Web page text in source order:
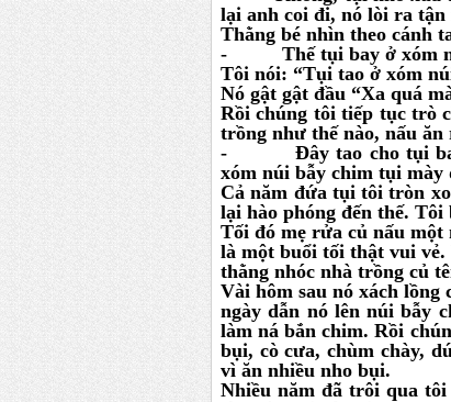
lại anh coi đi, nó lòi ra tận
Thằng bé nhìn theo cánh
- Thế tụi bay ở xóm
Tôi nói: “Tụi tao ở xóm
Nó gật gật đầu “Xa quá
Rồi chúng tôi tiếp tục trò
trồng như thế nào, nấu ăn
- Đây tao cho tụi bay
xóm núi bẫy chim tụi mày
Cả năm đứa tụi tôi tròn
lại hào phóng đến thế.
Tối đó mẹ rửa củ nấu một
là một buổi tối thật vui vẻ.
thằng nhóc nhà trồng củ
Vài hôm sau nó xách
ngày dẫn nó lên núi bẫy
làm ná bắn chim. Rồi
bụi, cò cưa, chùm chày,
vì ăn nhiều nho bụi.
Nhiều năm đã trôi qua